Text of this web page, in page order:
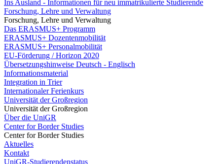
Ins Ausland - Informationen für neu immatrikulierte Studierende
Forschung, Lehre und Verwaltung
Forschung, Lehre und Verwaltung
Das ERASMUS+ Programm
ERASMUS+ Dozentenmobilität
ERASMUS+ Personalmobilität
EU-Förderung / Horizon 2020
Übersetzungshinweise Deutsch - Englisch
Informationsmaterial
Integration in Trier
Internationaler Ferienkurs
Universität der Großregion
Universität der Großregion
Über die UniGR
Center for Border Studies
Center for Border Studies
Aktuelles
Kontakt
UniGR-Studierendenstatus